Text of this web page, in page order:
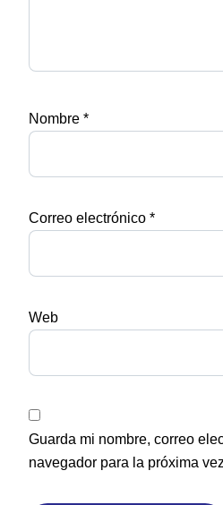
Nombre *
Correo electrónico *
Web
Guarda mi nombre, correo
navegador para la próxima